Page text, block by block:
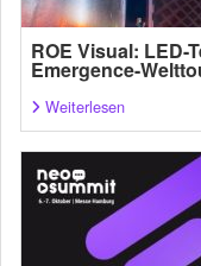
ROE Visual: LED-
Emergence-
Weiterlesen